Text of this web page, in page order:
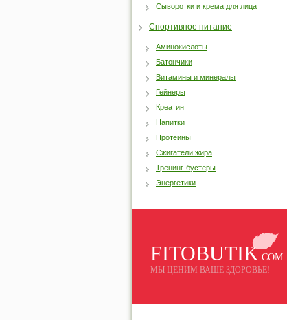
Сыворотки и крема для лица
Спортивное питание
Аминокислоты
Батончики
Витамины и минералы
Гейнеры
Креатин
Напитки
Протеины
Сжигатели жира
Тренинг-бустеры
Энергетики
FITOBUTIK.COM
МЫ ЦЕНИМ ВАШЕ ЗДОРОВЬЕ!